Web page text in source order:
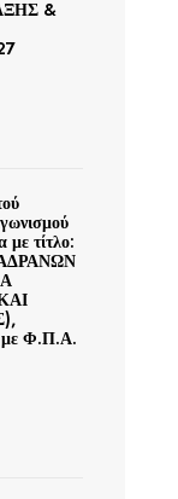
&
με τίτλο:
με Φ.Π.Α.